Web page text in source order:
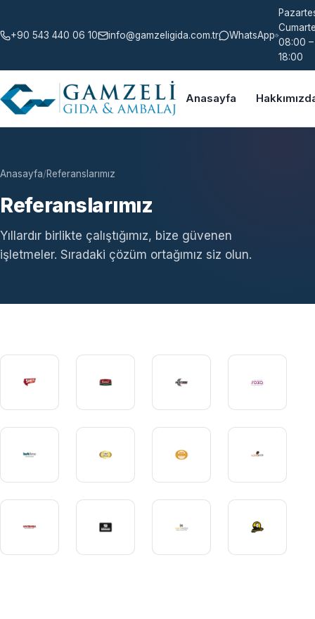
+90 543 440 06 10 info@gamzeligida.com.tr WhatsApp
08:00 –
18:00
Anasayfa
Anasayfa/Referanslarımız
Referanslarımız
Yıllardır birlikte çalıştığımız, bize güvenen
işletmeler. Sıradaki çözüm ortağımız siz olun.